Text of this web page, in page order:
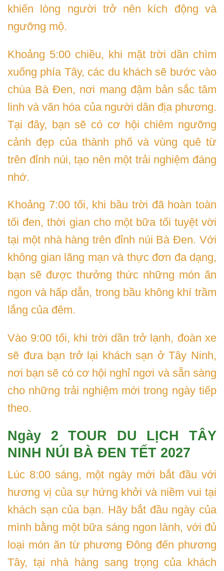
khiến lòng người trở nên kích động và
ngưỡng mộ.
Khoảng 5:00 chiều, khi mặt trời dần chìm
xuống phía Tây, các du khách sẽ bước vào
chùa Bà Đen, nơi mang đậm bản sắc tâm
linh và văn hóa của người dân địa phương.
Tại đây, bạn sẽ có cơ hội chiêm ngưỡng
cảnh đẹp của thành phố và vùng quê từ
trên đỉnh núi, tạo nên một trải nghiệm đáng
nhớ.
Khoảng 7:00 tối, khi bầu trời đã hoàn toàn
tối đen, thời gian cho một bữa tối tuyệt vời
tại một nhà hàng trên đỉnh núi Bà Đen. Với
không gian lãng mạn và thực đơn đa dạng,
bạn sẽ được thưởng thức những món ăn
ngon và hấp dẫn, trong bầu không khí trầm
lắng của đêm.
Vào 9:00 tối, khi trời dần trở lạnh, đoàn xe
sẽ đưa bạn trở lại khách sạn ở Tây Ninh,
nơi bạn sẽ có cơ hội nghỉ ngơi và sẵn sàng
cho những trải nghiệm mới trong ngày tiếp
theo.
Ngày 2 TOUR DU LỊCH TÂY
NINH NÚI BÀ ĐEN TẾT 2027
Lúc 8:00 sáng, một ngày mới bắt đầu với
hương vị của sự hứng khởi và niềm vui tại
khách sạn của bạn. Hãy bắt đầu ngày của
mình bằng một bữa sáng ngon lành, với đủ
loại món ăn từ phương Đông đến phương
Tây, tại nhà hàng sang trọng của khách